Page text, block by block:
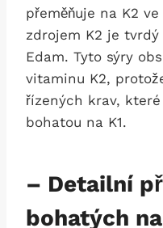
přeměňuje na K2
zdrojem K2 je tvrdý
Edam. Tyto sýry
vitaminu K2,
řízených krav,
bohatou na K1.
– Detailní
bohatých